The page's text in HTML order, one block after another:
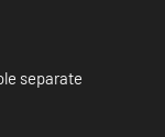
separate